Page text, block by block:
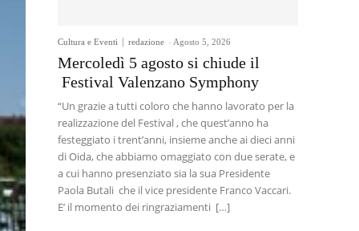
Cultura e Eventi redazione - Agosto 5, 2026
Mercoledì 5 agosto si chiude il
Festival Valenzano Symphony
“Un grazie a tutti coloro che hanno lavorato per la
realizzazione del Festival , che quest’anno ha
festeggiato i trent’anni, insieme anche ai dieci anni
di Oida, che abbiamo omaggiato con due serate, e
a cui hanno presenziato sia la sua Presidente
Paola Butali che il vice presidente Franco Vaccari.
E’ il momento dei ringraziamenti […]